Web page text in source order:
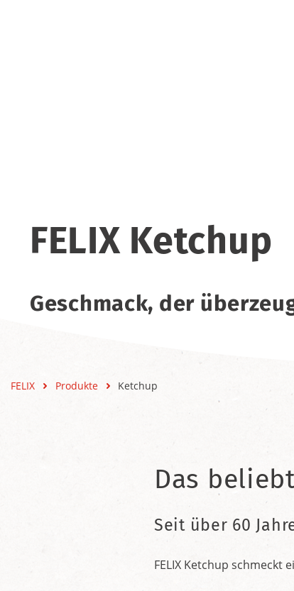
FELIX Ketchup
Geschmack, der
FELIX Produkte Ketchup
Das
Seit über 60
FELIX Ketchup schmeckt